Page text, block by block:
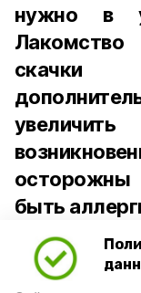
нужно в
Лакомство
скачки
быть
Для
порцией